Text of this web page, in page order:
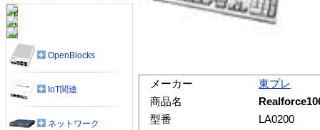
メーカー
東プレ
商品名
型番
LA0200
OpenBlocks
IoT関連
ネットワーク